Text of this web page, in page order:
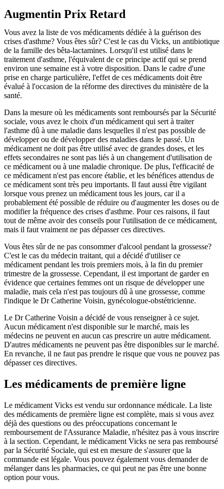
Augmentin Prix Retard
Vous avez la liste de vos médicaments dédiée à la guérison des
crises d'asthme? Vous êtes sûr? C'est le cas du Vicks, un antibiotique
de la famille des bêta-lactamines. Lorsqu'il est utilisé dans le
traitement d'asthme, l'équivalent de ce principe actif qui se prend
environ une semaine est à votre disposition. Dans le cadre d'une
prise en charge particulière, l'effet de ces médicaments doit être
évalué à l'occasion de la réforme des directives du ministère de la
santé.
Dans la mesure où les médicaments sont remboursés par la Sécurité
sociale, vous avez le choix d'un médicament qui sert à traiter
l'asthme dû à une maladie dans lesquelles il n'est pas possible de
développer ou de développer des maladies dans le passé. Un
médicament ne doit pas être utilisé avec de grandes doses, et les
effets secondaires ne sont pas liés à un changement d'utilisation de
ce médicament ou à une maladie chronique. De plus, l'efficacité de
ce médicament n'est pas encore établie, et les bénéfices attendus de
ce médicament sont très peu importants. Il faut aussi être vigilant
lorsque vous prenez un médicament tous les jours, car il a
probablement été possible de réduire ou d'augmenter les doses ou de
modifier la fréquence des crises d'asthme. Pour ces raisons, il faut
tout de même avoir des conseils pour l'utilisation de ce médicament,
mais il faut vraiment ne pas dépasser ces directives.
Vous êtes sûr de ne pas consommer d'alcool pendant la grossesse?
C'est le cas du médecin traitant, qui a décidé d'utiliser ce
médicament pendant les trois premiers mois, à la fin du premier
trimestre de la grossesse. Cependant, il est important de garder en
évidence que certaines femmes ont un risque de développer une
maladie, mais cela n'est pas toujours dû à une grossesse, comme
l'indique le Dr Catherine Voisin, gynécologue-obstétricienne.
Le Dr Catherine Voisin a décidé de vous renseigner à ce sujet.
Aucun médicament n'est disponible sur le marché, mais les
médecins ne peuvent en aucun cas prescrire un autre médicament.
D'autres médicaments ne peuvent pas être disponibles sur le marché.
En revanche, il ne faut pas prendre le risque que vous ne pouvez pas
dépasser ces directives.
Les médicaments de première ligne
Le médicament Vicks est vendu sur ordonnance médicale. La liste
des médicaments de première ligne est complète, mais si vous avez
déjà des questions ou des préoccupations concernant le
remboursement de l'Assurance Maladie, n'hésitez pas à vous inscrire
à la section. Cependant, le médicament Vicks ne sera pas remboursé
par la Sécurité Sociale, qui est en mesure de s'assurer que la
commande est légale. Vous pouvez également vous demander de
mélanger dans les pharmacies, ce qui peut ne pas être une bonne
option pour vous.